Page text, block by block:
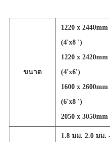
ขนาด
1220 x
(4'x8 ')
1220 x
(4'x6')
1600 x
(6'x8 ')
2050 x
1.8 มม. 2.0 มม.